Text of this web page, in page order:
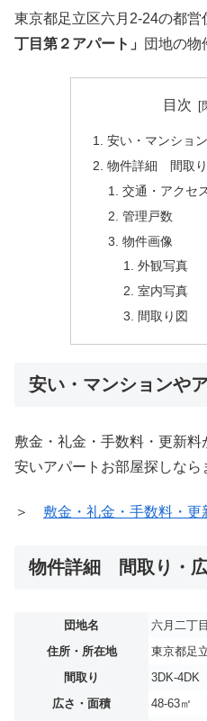
東京都足立区六月2-24の都営
丁目第２アパート」
団地の物
目次
安い・マンショ
物件詳細 間取り
交通・アクセ
管理戸数
物件画像
外観写真
室内写真
間取り図
安い・マンションや
敷金・礼金・手数料・更新料
安いアパートお部屋探しなら
＞ 敷金・礼金・手数料・更
物件詳細 間取り・
団地名
六月二丁
住所・所在地
東京都足
間取り
3DK-4DK
広さ・面積
48-63㎡